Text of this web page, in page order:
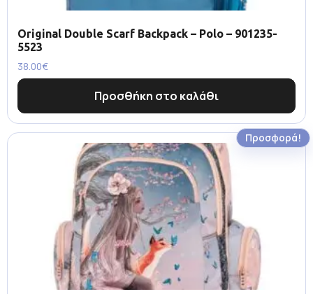
Original Double Scarf Backpack – Polo – 901235-
5523
38.00€
Προσθήκη στο καλάθι
Προσφορά!